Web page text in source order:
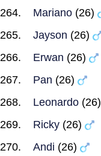
Mariano (26)
Jayson (26)
Erwan (26)
Pan (26)
Leonardo (26)
Ricky (26)
Andi (26)